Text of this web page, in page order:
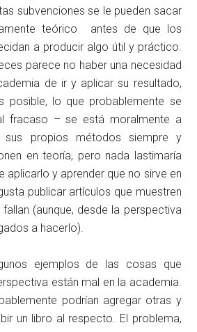
subvenciones se le pueden sacar
teórico antes de que los
a producir algo útil y práctico.
parece no haber una necesidad
de ir y aplicar su resultado,
posible, lo que probablemente se
fracaso – se está moralmente a
sus propios métodos siempre y
en teoría, pero nada lastimaría
aplicarlo y aprender que no sirve en
publicar artículos que muestren
(aunque, desde la perspectiva
a hacerlo).
ejemplos de las cosas que
están mal en la academia.
podrían agregar otras y
un libro al respecto. El problema,